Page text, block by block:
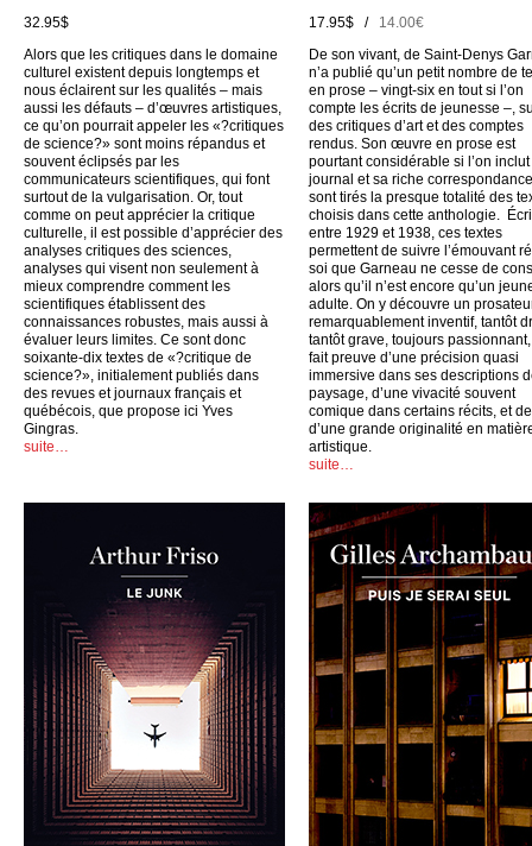
32.95$
Alors que les critiques dans le domaine
culturel existent depuis longtemps et
nous éclairent sur les qualités – mais
aussi les défauts – d’œuvres artistiques,
ce qu’on pourrait appeler les «?critiques
de science?» sont moins répandus et
souvent éclipsés par les
communicateurs scientifiques, qui font
surtout de la vulgarisation. Or, tout
comme on peut apprécier la critique
culturelle, il est possible d’apprécier des
analyses critiques des sciences,
analyses qui visent non seulement à
mieux comprendre comment les
scientifiques établissent des
connaissances robustes, mais aussi à
évaluer leurs limites. Ce sont donc
soixante-dix textes de «?critique de
science?», initialement publiés dans
des revues et journaux français et
québécois, que propose ici Yves
Gingras.
suite…
17.95$ /14.00€
De son vivant, de Saint-Denys
n’a publié qu’un petit nombre de
en prose – vingt-six en tout si l’on
compte les écrits de jeunesse –,
des critiques d’art et des comptes
rendus. Son œuvre en prose est
pourtant considérable si l’on
journal et sa riche
sont tirés la presque totalité des
choisis dans cette anthologie.
entre 1929 et 1938, ces textes
permettent de suivre l’émouvant
soi que Garneau ne cesse de
alors qu’il n’est encore qu’un
adulte. On y découvre un
remarquablement inventif, tantôt
tantôt grave, toujours
fait preuve d’une précision quasi
immersive dans ses descriptions
paysage, d’une vivacité souvent
comique dans certains récits, et
d’une grande originalité en
artistique.
suite…